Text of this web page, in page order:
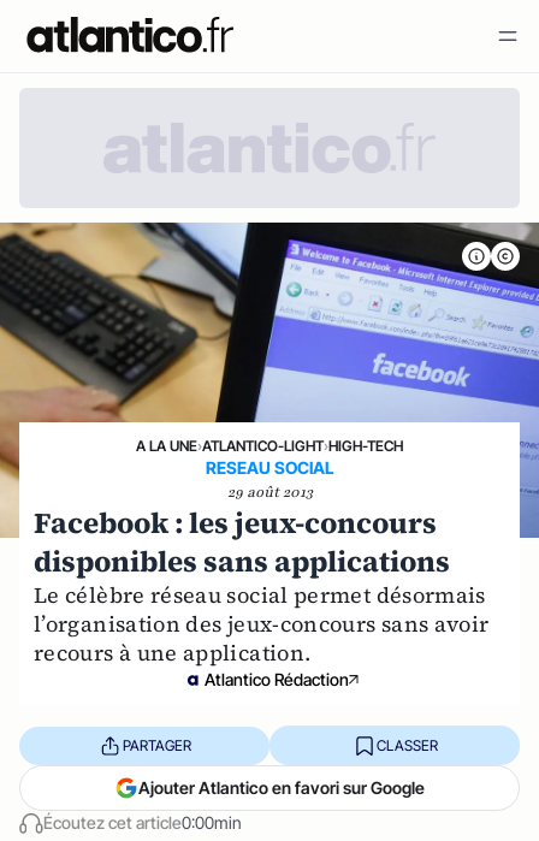
A LA UNE›ATLANTICO-LIGHT›HIGH-TECH
RESEAU SOCIAL
29 août 2013
Facebook : les jeux-concours
disponibles sans applications
Le célèbre réseau social permet désormais
l’organisation des jeux-concours sans avoir
recours à une application.
Atlantico Rédaction
Écoutez cet article0:00min
PARTAGER CLASSER
Ajouter Atlantico en favori sur Google